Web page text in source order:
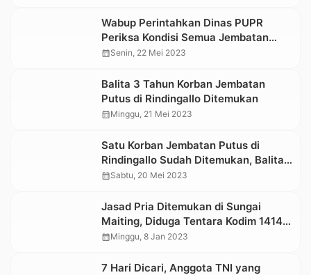
Wabup Perintahkan Dinas PUPR
Periksa Kondisi Semua Jembatan
Gantung di Toraja Utara
calendar_monthSenin, 22 Mei 2023
Balita 3 Tahun Korban Jembatan
Putus di Rindingallo Ditemukan
calendar_monthMinggu, 21 Mei 2023
Satu Korban Jembatan Putus di
Rindingallo Sudah Ditemukan, Balita
3 Tahun Masih Dicari
calendar_monthSabtu, 20 Mei 2023
Jasad Pria Ditemukan di Sungai
Maiting, Diduga Tentara Kodim 1414
Tana Toraja
calendar_monthMinggu, 8 Jan 2023
7 Hari Dicari, Anggota TNI yang